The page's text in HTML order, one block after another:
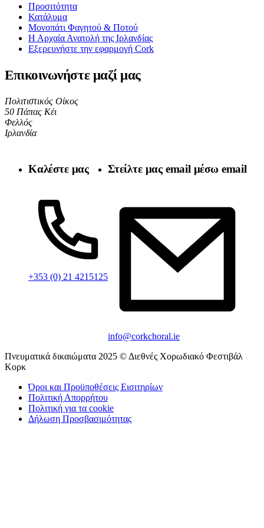
Προσιτότητα
Κατάλυμα
Μονοπάτι Φαγητού & Ποτού
Η Αρχαία Ανατολή της Ιρλανδίας
Εξερευνήστε την εφαρμογή Cork
Επικοινωνήστε μαζί μας
Πολιτιστικός Οίκος
50 Πάπας Κέι
Φελλός
Ιρλανδία
Καλέστε μας
+353 (0) 21 4215125
Στείλτε μας email μέσω email
info@corkchoral.ie
Πνευματικά δικαιώματα 2025 © Διεθνές Χορωδιακό Φεστιβάλ
Κορκ
Όροι και Προϋποθέσεις Εισιτηρίων
Πολιτική Απορρήτου
Πολιτική για τα cookie
Δήλωση Προσβασιμότητας